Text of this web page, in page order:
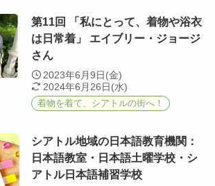
第11回 「私にとって、着物や浴衣
は日常着」 エイブリー・ジョージ
さん
2023年6月9日(金)
2024年6月26日(水)
着物を着て、シアトルの街へ！
シアトル地域の日本語教育機関：
日本語教室・日本語土曜学校・シ
アトル日本語補習学校